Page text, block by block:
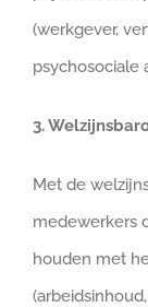
(werkgever,
psychosociale
3.
Met de
medewerkers
houden met